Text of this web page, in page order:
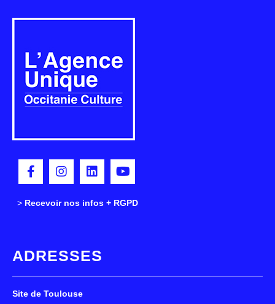
> Recevoir nos infos + RGPD
ADRESSES
Site de Toulouse